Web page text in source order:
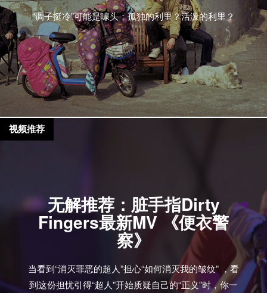
“调子挺冷”可能是噱头；孤独的利里？活泼的利里？
无解推荐：脏手指Dirty
Fingers最新MV 《便衣警
察》
当看到“消灭罪恶的超人”担心“如何消灭我的皱纹” ，看
到这份担忧引得“超人”开始质疑自己的“正义”时，你一
视频推荐